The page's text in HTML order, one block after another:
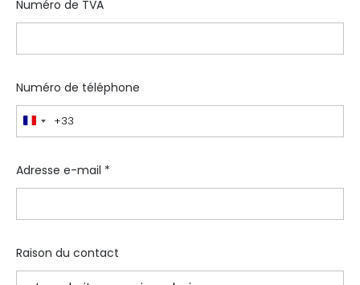
Numéro de TVA
Numéro de téléphone
France
+33
+33
Adresse e-mail *
Raison du contact